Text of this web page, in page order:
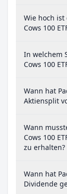
Wie hoch ist
Cows 100
In welchem
Cows 100
Wann hat
Aktiensplit
Wann
Cows 100
zu erhalten?
Wann hat
Dividende